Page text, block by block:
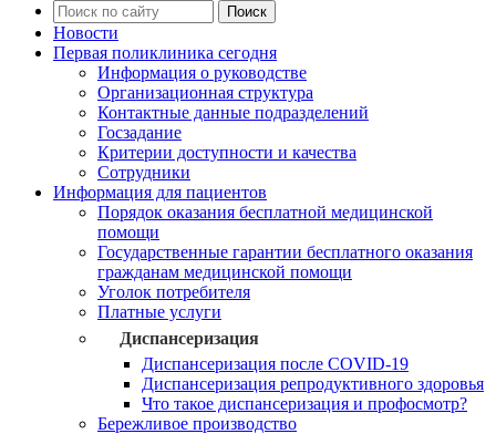
Новости
Первая поликлиника сегодня
Информация о руководстве
Организационная структура
Контактные данные подразделений
Госзадание
Критерии доступности и качества
Сотрудники
Информация для пациентов
Порядок оказания бесплатной медицинской
помощи
Государственные гарантии бесплатного оказания
гражданам медицинской помощи
Уголок потребителя
Платные услуги
Диспансеризация
Диспансеризация после COVID-19
Диспансеризация репродуктивного здоровья
Что такое диспансеризация и профосмотр?
Бережливое производство